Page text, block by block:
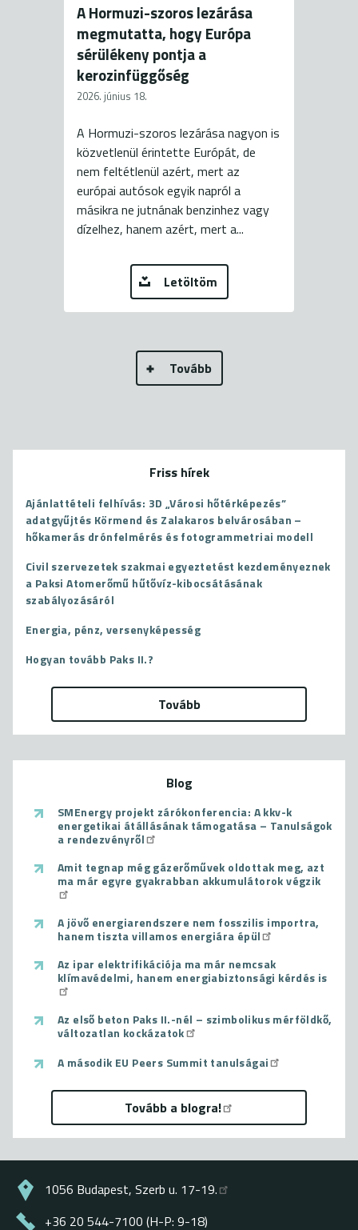
A Hormuzi-szoros lezárása
megmutatta, hogy Európa
sérülékeny pontja a
kerozinfüggőség
2026. június 18.
A Hormuzi-szoros lezárása nagyon is
közvetlenül érintette Európát, de
nem feltétlenül azért, mert az
európai autósok egyik napról a
másikra ne jutnának benzinhez vagy
dízelhez, hanem azért, mert a...
Letöltöm
Tovább
Friss hírek
Ajánlattételi felhívás: 3D „Városi hőtérképezés”
adatgyűjtés Körmend és Zalakaros belvárosában –
hőkamerás drónfelmérés és fotogrammetriai modell
Civil szervezetek szakmai egyeztetést kezdeményeznek
a Paksi Atomerőmű hűtővíz-kibocsátásának
szabályozásáról
Energia, pénz, versenyképesség
Hogyan tovább Paks II.?
Tovább
Blog
SMEnergy projekt zárókonferencia: A kkv-k
energetikai átállásának támogatása – Tanulságok
a rendezvényről
Amit tegnap még gázerőművek oldottak meg, azt
ma már egyre gyakrabban akkumulátorok végzik
A jövő energiarendszere nem fosszilis importra,
hanem tiszta villamos energiára épül
Az ipar elektrifikációja ma már nemcsak
klímavédelmi, hanem energiabiztonsági kérdés is
Az első beton Paks II.-nél – szimbolikus mérföldkő,
változatlan kockázatok
A második EU Peers Summit tanulságai
Tovább a blogra!
1056 Budapest, Szerb u. 17-19.
+36 20 544-7100 (H-P: 9-18)